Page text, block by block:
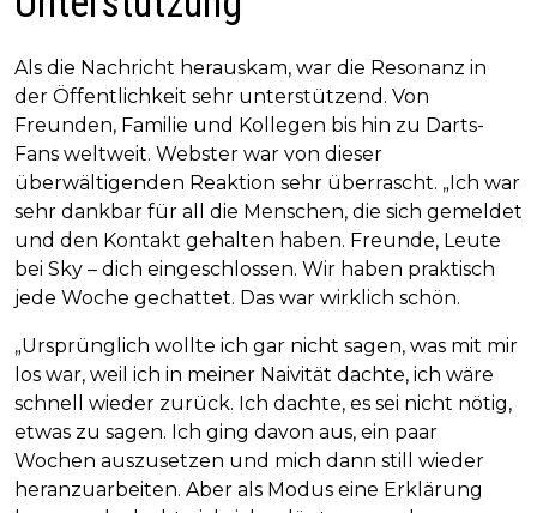
Als die Nachricht herauskam, war die Resonanz in
der Öffentlichkeit sehr unterstützend. Von
Freunden, Familie und Kollegen bis hin zu Darts-
Fans weltweit. Webster war von dieser
überwältigenden Reaktion sehr überrascht. „Ich war
sehr dankbar für all die Menschen, die sich gemeldet
und den Kontakt gehalten haben. Freunde, Leute
bei Sky – dich eingeschlossen. Wir haben praktisch
jede Woche gechattet. Das war wirklich schön.
„Ursprünglich wollte ich gar nicht sagen, was mit mir
los war, weil ich in meiner Naivität dachte, ich wäre
schnell wieder zurück. Ich dachte, es sei nicht nötig,
etwas zu sagen. Ich ging davon aus, ein paar
Wochen auszusetzen und mich dann still wieder
heranzuarbeiten. Aber als Modus eine Erklärung